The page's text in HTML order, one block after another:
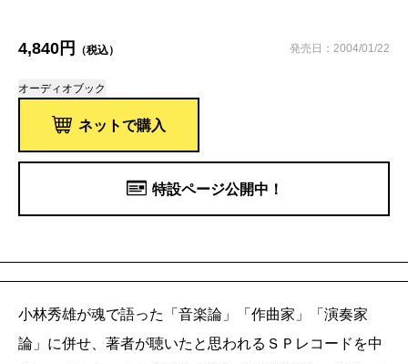
4,840円 （税込） 発売日：2004/01/22
オーディオブック
ネットで購入
特設ページ公開中！
小林秀雄が魂で語った「音楽論」「作曲家」「演奏家
論」に併せ、著者が聴いたと思われるＳＰレコードを中